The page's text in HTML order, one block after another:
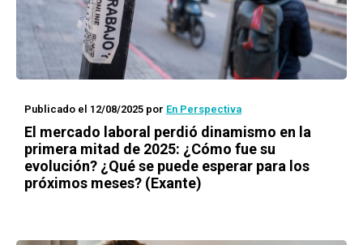
Publicado el 12/08/2025 por En Perspectiva
El mercado laboral perdió dinamismo en la
primera mitad de 2025: ¿Cómo fue su
evolución? ¿Qué se puede esperar para los
próximos meses? (Exante)